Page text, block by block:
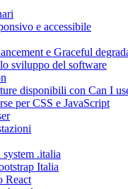
e accessibile
e Graceful
sviluppo del software
disponibili con Can I
per CSS e JavaScript
.italia
Italia
React